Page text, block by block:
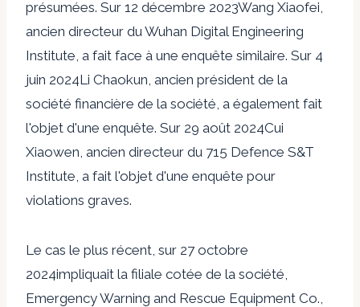
présumées. Sur 12 décembre 2023Wang Xiaofei,
ancien directeur du Wuhan Digital Engineering
Institute, a fait face à une enquête similaire. Sur 4
juin 2024Li Chaokun, ancien président de la
société financière de la société, a également fait
l'objet d'une enquête. Sur 29 août 2024Cui
Xiaowen, ancien directeur du 715 Defence S&T
Institute, a fait l'objet d'une enquête pour
violations graves.
Le cas le plus récent, sur 27 octobre
2024impliquait la filiale cotée de la société,
Emergency Warning and Rescue Equipment Co.,